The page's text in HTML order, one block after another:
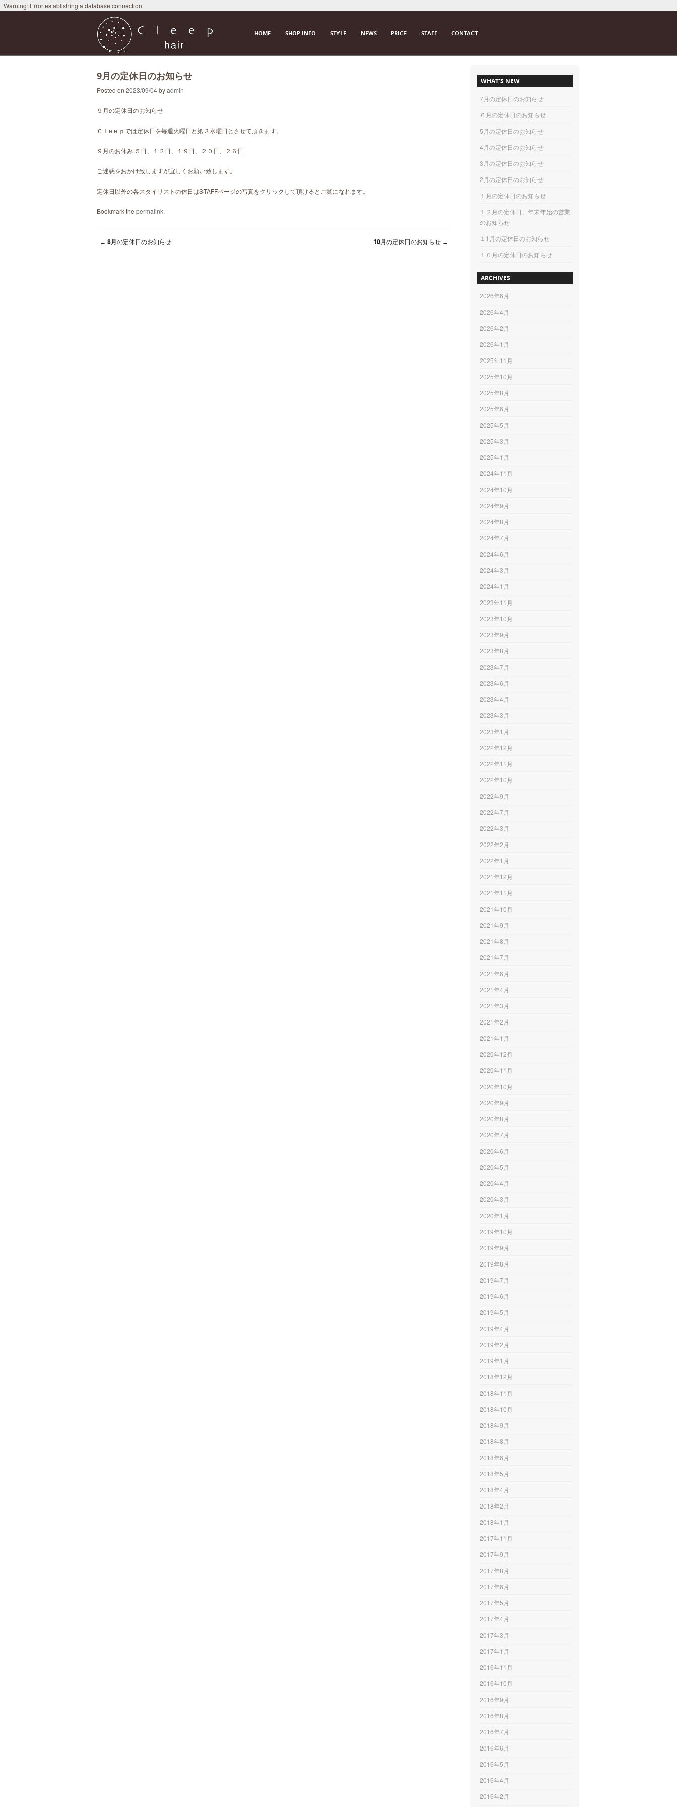
_Warning: Error establishing a database connection
SKIP TO CONTENT
HOME SHOP INFO STYLE NEWS PRICE STAFF CONTACT
9月の定休日のお知らせ
Posted on 2023/09/04byadmin
９月の定休日のお知らせ
Ｃｌe e ｐでは定休日を毎週火曜日と第３水曜日とさせて頂きます。
９月のお休み ５日、１２日、１９日、２０日、２６日
ご迷惑をおかけ致しますが宜しくお願い致します。
定休日以外の各スタイリストの休日はSTAFFページの写真をクリックして頂けるとご覧になれます。
Bookmark the permalink.
← 8月の定休日のお知らせ 10月の定休日のお知らせ →
WHAT’S NEW
7月の定休日のお知らせ
６月の定休日のお知らせ
5月の定休日のお知らせ
4月の定休日のお知らせ
3月の定休日のお知らせ
2月の定休日のお知らせ
１月の定休日のお知らせ
１２月の定休日、年末年始の営業
のお知らせ
１1月の定休日のお知らせ
１０月の定休日のお知らせ
ARCHIVES
2026年6月
2026年4月
2026年2月
2026年1月
2025年11月
2025年10月
2025年8月
2025年6月
2025年5月
2025年3月
2025年1月
2024年11月
2024年10月
2024年9月
2024年8月
2024年7月
2024年6月
2024年3月
2024年1月
2023年11月
2023年10月
2023年9月
2023年8月
2023年7月
2023年6月
2023年4月
2023年3月
2023年1月
2022年12月
2022年11月
2022年10月
2022年9月
2022年7月
2022年3月
2022年2月
2022年1月
2021年12月
2021年11月
2021年10月
2021年9月
2021年8月
2021年7月
2021年6月
2021年4月
2021年3月
2021年2月
2021年1月
2020年12月
2020年11月
2020年10月
2020年9月
2020年8月
2020年7月
2020年6月
2020年5月
2020年4月
2020年3月
2020年1月
2019年10月
2019年9月
2019年8月
2019年7月
2019年6月
2019年5月
2019年4月
2019年2月
2019年1月
2018年12月
2018年11月
2018年10月
2018年9月
2018年8月
2018年6月
2018年5月
2018年4月
2018年2月
2018年1月
2017年11月
2017年9月
2017年8月
2017年6月
2017年5月
2017年4月
2017年3月
2017年1月
2016年11月
2016年10月
2016年9月
2016年8月
2016年7月
2016年6月
2016年5月
2016年4月
2016年2月